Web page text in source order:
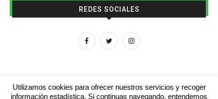
REDES SOCIALES
Utilizamos cookies para ofrecer nuestros servicios y recoger
información estadística. Si continuas navegando, entendemos